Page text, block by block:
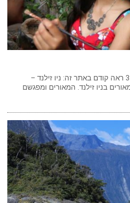
כתב: גילי חסקין ; 31-12-24 ראה קודם באתר זה: ניו זילנד –
בניו זילנד. המאורים ומפגשם